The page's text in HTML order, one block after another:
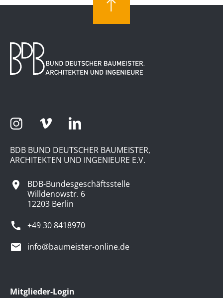
BDB BUND DEUTSCHER BAUMEISTER,
ARCHITEKTEN UND INGENIEURE E.V.
BDB-Bundesgeschäftsstelle
Willdenowstr. 6
12203 Berlin
+49 30 8418970
info@baumeister-online.de
Mitglieder-Login